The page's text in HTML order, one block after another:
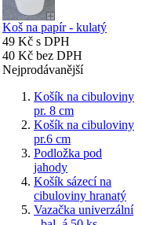
Koš na papír - kulatý
49 Kč s DPH
40 Kč bez DPH
Nejprodávanější
Košík na cibuloviny
pr. 8 cm
Košík na cibuloviny
pr.6 cm
Podložka pod
jahody
Košík sázecí na
cibuloviny hranatý
Vazačka univerzální